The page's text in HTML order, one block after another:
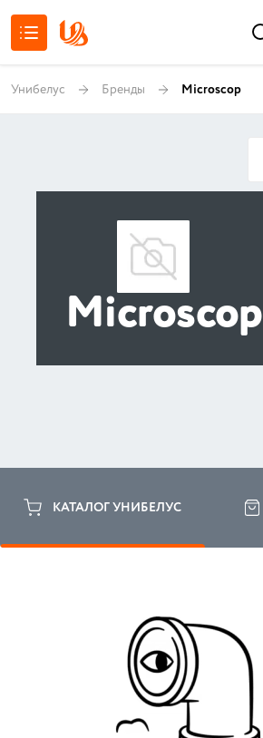
Унибелус Бренды Microscop
Microscop
КАТАЛОГ УНИБЕЛУС